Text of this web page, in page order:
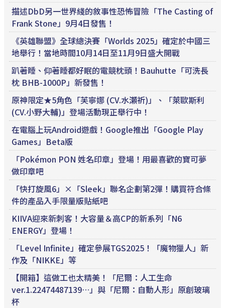
描述DbD另一世界綫的敘事性恐怖冒險「The Casting of
Frank Stone」9月4日發售！
《英雄聯盟》全球總決賽「Worlds 2025」確定於中國三
地舉行！當地時間10月14日至11月9日盛大開戰
趴著睡、仰著睡都好眠的電競枕頭！Bauhutte「可洗長
枕 BHB-1000P」新發售！
原神限定★5角色「芙寧娜 (CV.水瀬祈)」、「萊歐斯利
(CV.小野大輔)」登場活動現正舉行中！
在電腦上玩Android遊戲！Google推出「Google Play
Games」Beta版
「Pokémon PON 姓名印章」登場！用最喜歡的寶可夢
做印章吧
「快打旋風6」×「Sleek」聯名企劃第2彈！購買符合條
件的產品入手限量版貼紙吧
KIIVA迎來新刺客！大容量＆高CP的新系列「N6
ENERGY」登場！
「Level Infinite」確定參展TGS2025！「魔物獵人」新
作及「NIKKE」等
【開箱】這做工也太精美！「尼爾：人工生命
ver.1.22474487139…」與「尼爾：自動人形」原創玻璃
杯